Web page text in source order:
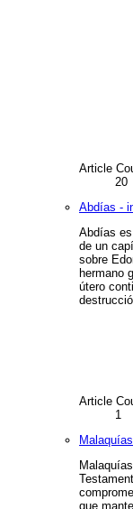
Article
20
Abdías -
Abdías
de un
sobre
hermano
útero
Article
1
que